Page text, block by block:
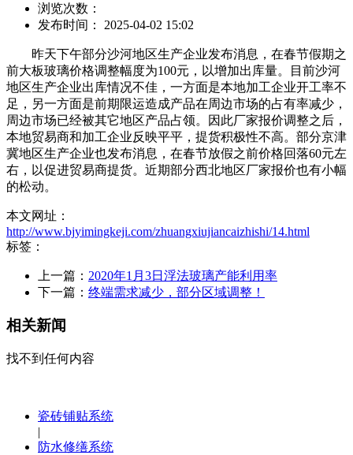
浏览次数：
发布时间： 2025-04-02 15:02
昨天下午部分沙河地区生产企业发布消息，在春节假期之
前大板玻璃价格调整幅度为100元，以增加出库量。目前沙河
地区生产企业出库情况不佳，一方面是本地加工企业开工率不
足，另一方面是前期限运造成产品在周边市场的占有率减少，
周边市场已经被其它地区产品占领。因此厂家报价调整之后，
本地贸易商和加工企业反映平平，提货积极性不高。部分京津
冀地区生产企业也发布消息，在春节放假之前价格回落60元左
右，以促进贸易商提货。近期部分西北地区厂家报价也有小幅
的松动。
本文网址：
http://www.bjyimingkeji.com/zhuangxiujiancaizhishi/14.html
标签：
上一篇： 2020年1月3日浮法玻璃产能利用率
下一篇： 终端需求减少，部分区域调整！
相关新闻
找不到任何内容
瓷砖铺贴系统
|
防水修缮系统